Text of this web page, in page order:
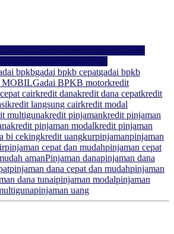
bpkbgadai bpkb cepatgadai bpkb
MOBILGadai BPKB motorkredit
cairkredit danakredit dana cepatkredit
kredit langsung cairkredit modal
multigunakredit pinjamankredit pinjaman
kredit pinjaman modalkredit pinjaman
bi cekingkredit uangkurpinjamanpinjaman
pinjaman cepat dan mudahpinjaman cepat
amanPinjaman danapinjaman dana
pinjaman dana cepat dan mudahpinjaman
dana tunaipinjaman modalpinjaman
pinjaman uang